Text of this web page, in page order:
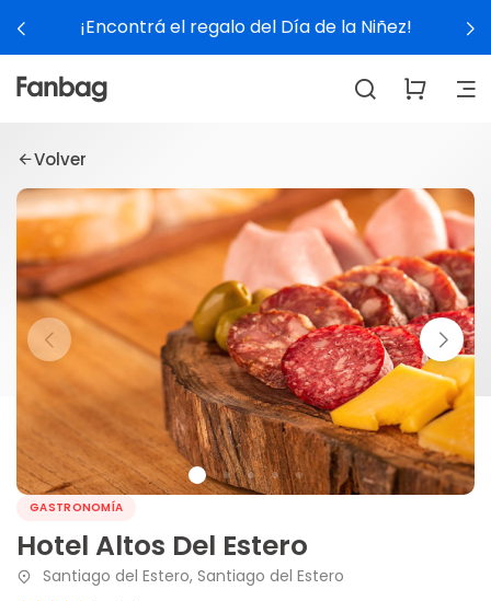
¡Encontrá el regalo del Día de la Niñez!
Volver
GASTRONOMÍA
Hotel Altos Del Estero
Santiago del Estero, Santiago del Estero